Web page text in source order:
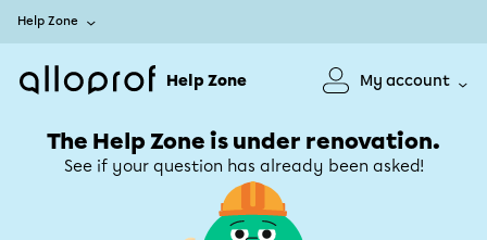
Help Zone
Help Zone My account
The Help Zone is under renovation.
See if your question has already been asked!